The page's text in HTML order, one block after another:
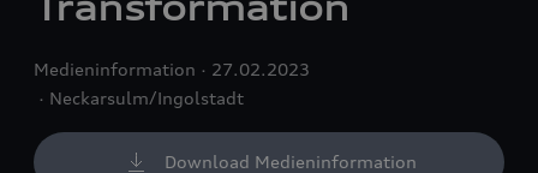
Medieninformation
27.02.2023
Neckarsulm/Ingolstadt
Download Medieninformation